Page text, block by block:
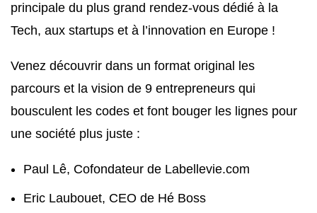
principale du plus grand rendez-vous dédié à la
Tech, aux startups et à l’innovation en Europe !
Venez découvrir dans un format original les
parcours et la vision de 9 entrepreneurs qui
bousculent les codes et font bouger les lignes pour
une société plus juste :
Paul Lê, Cofondateur de Labellevie.com
Eric Laubouet, CEO de Hé Boss